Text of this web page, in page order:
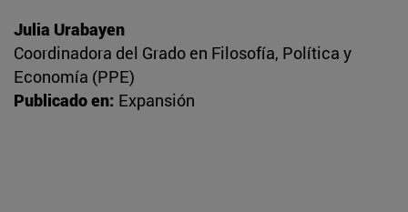
Julia Urabayen
Coordinadora del Grado en Filosofía, Política y
Economía (PPE)
Publicado en: Expansión